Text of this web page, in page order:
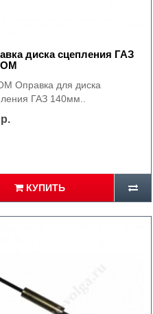
диска сцепления ГАЗ
Оправка для диска
ГАЗ 140мм..
КУПИТЬ